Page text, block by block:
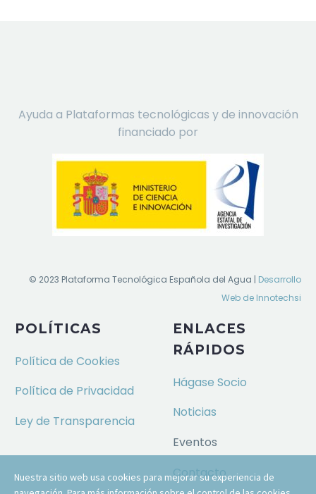
Ayuda a Plataformas tecnológicas y de innovación
financiado por
© 2023 Plataforma Tecnológica Española del Agua | Desarrollo
Web de Innotechsi
POLÍTICAS
Política de Cookies
Política de Privacidad
Ley de Transparencia
ENLACES
RÁPIDOS
Hágase Socio
Noticias
Eventos
Contacto
Nuestra sitio web usa cookies para mejorar su experiencia de